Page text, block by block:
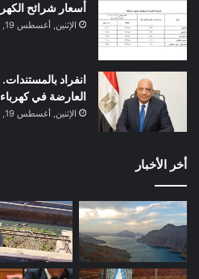
أسعار شرائح الكهرباء
الإثنين, أغسطس 19, 2024 10:34 م
العارضة في كهرباء
الإثنين, أغسطس 19, 2024 12:58 م
أخر الأخبار